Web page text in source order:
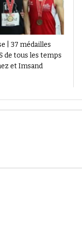
| 37 médailles
de tous les temps
et Imsand